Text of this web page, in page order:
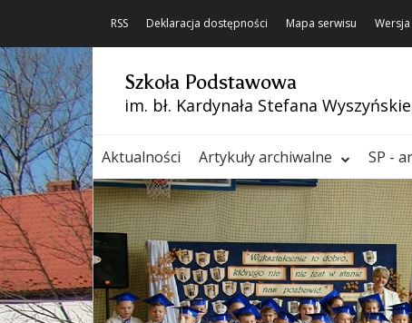
RSS Deklaracja dostępności Mapa serwisu
Szkoła Podstawowa
im. bł. Kardynała Stefana
Aktualności Artykuły archiwalne SP -